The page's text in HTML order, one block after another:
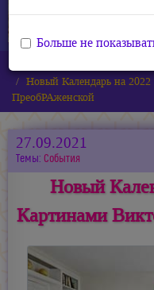
Новый Календарь на
ПреобРАженской
27.09.2021
Темы: События
Новый
Картинами
Больше не